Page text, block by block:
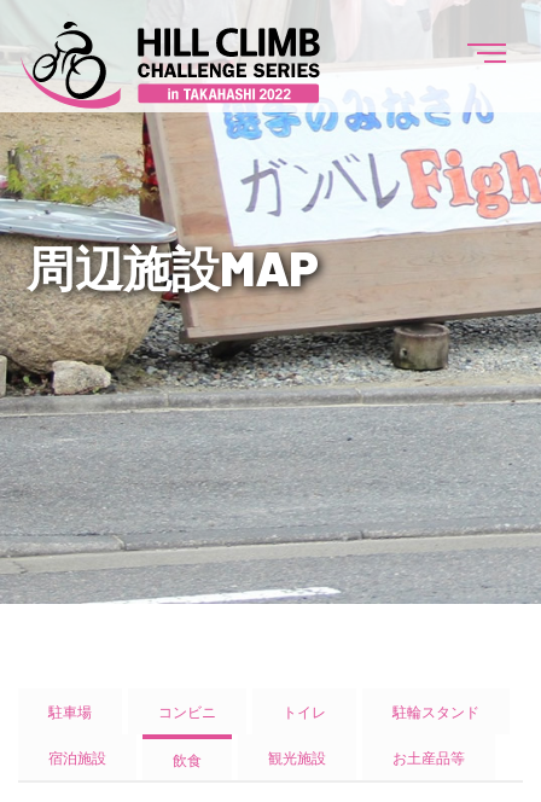
周辺施設MAP
駐車場 コンビニ トイレ 駐輪スタンド
宿泊施設 飲食 観光施設 お土産品等